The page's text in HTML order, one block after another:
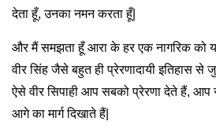
देता हूँ, उनका नमन करता हूँ|
और मैं समझता हूँ आरा के हर एक नागरिक को
वीर सिंह जैसे बहुत ही प्रेरणादायी इतिहास
ऐसे वीर सिपाही आप सबको प्रेरणा देते हैं,
आगे का मार्ग दिखाते हैं|